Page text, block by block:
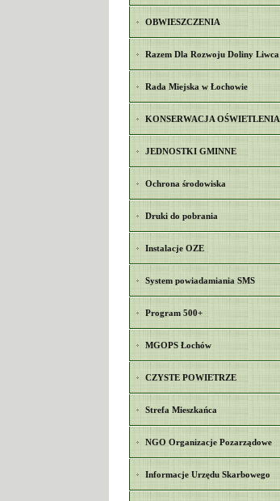
OBWIESZCZENIA
Razem Dla Rozwoju Doliny Liwca
Rada Miejska w Łochowie
KONSERWACJA OŚWIETLENIA
JEDNOSTKI GMINNE
Ochrona środowiska
Druki do pobrania
Instalacje OZE
System powiadamiania SMS
Program 500+
MGOPS Łochów
CZYSTE POWIETRZE
Strefa Mieszkańca
NGO Organizacje Pozarządowe
Informacje Urzędu Skarbowego